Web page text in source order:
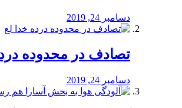
دسامبر 24, 2019
تصادف در محدوده
دسامبر 24, 2019